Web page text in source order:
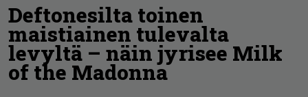
Deftonesilta toinen
maistiainen tulevalta
levyltä – näin jyrisee Milk
of the Madonna